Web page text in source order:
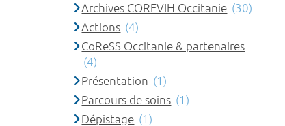
Archives COREVIH Occitanie (30)
Actions (4)
CoReSS Occitanie & partenaires
(4)
Présentation (1)
Parcours de soins (1)
Dépistage (1)